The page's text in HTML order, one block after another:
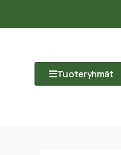
Tuoteryhmät